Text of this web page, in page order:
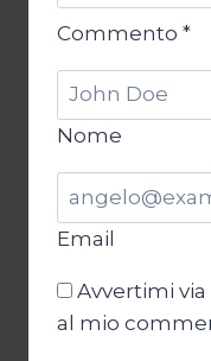
Commento *
Nome
Email
Avvertimi
al mio